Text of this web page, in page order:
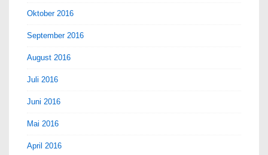
Oktober 2016
September 2016
August 2016
Juli 2016
Juni 2016
Mai 2016
April 2016